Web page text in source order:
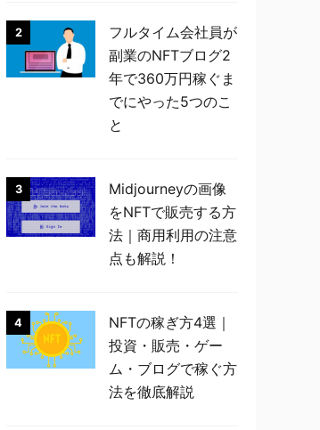
2
フルタイム会社員が
副業のNFTブログ2
年で360万円稼ぐま
でにやった5つのこ
と
3
Midjourneyの画像
をNFTで販売する方
法｜商用利用の注意
点も解説！
4
NFTの稼ぎ方4選｜
投資・販売・ゲー
ム・ブログで稼ぐ方
法を徹底解説